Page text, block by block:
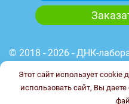
© 2018 - 2026 - ДНК-
Л041-01148-78/00644845
7838102187. ОГРН
Этот сайт использует
использовать сайт, Вы